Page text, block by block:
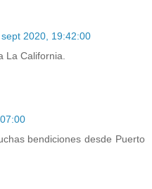
sept 2020, 19:42:00
La California.
bendiciones desde Puerto